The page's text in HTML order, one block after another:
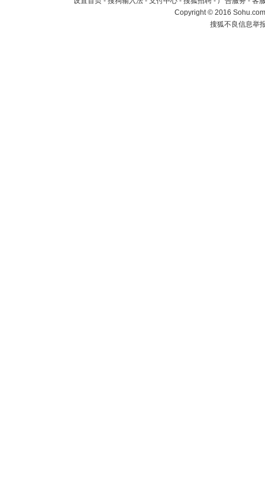
Copyright©2016
搜狐不良信息举